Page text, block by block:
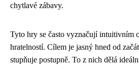
chytlavé zábavy.
Tyto hry se často vyznačují intuitivním
hratelností. Cílem je jasný hned od
stupňuje postupně. To z nich dělá